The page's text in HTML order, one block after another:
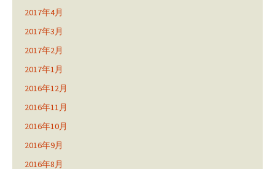
2017年4月
2017年3月
2017年2月
2017年1月
2016年12月
2016年11月
2016年10月
2016年9月
2016年8月